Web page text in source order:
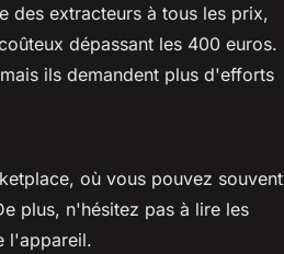
des extracteurs à tous les prix,
dépassant les 400 euros.
ils demandent plus d'efforts
où vous pouvez souvent
plus, n'hésitez pas à lire les
l'appareil.